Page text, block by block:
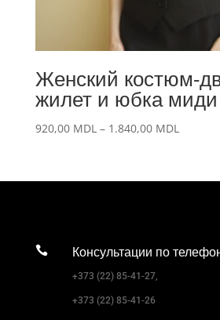
Женский костюм-
жилет и юбка миди
920,00 MDL – 1.840,00 MDL
–
 Консультации по
+373 (22) 85-41-27,
+373 (22) 85-41-26